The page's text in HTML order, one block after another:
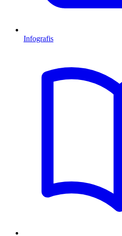
Infografis